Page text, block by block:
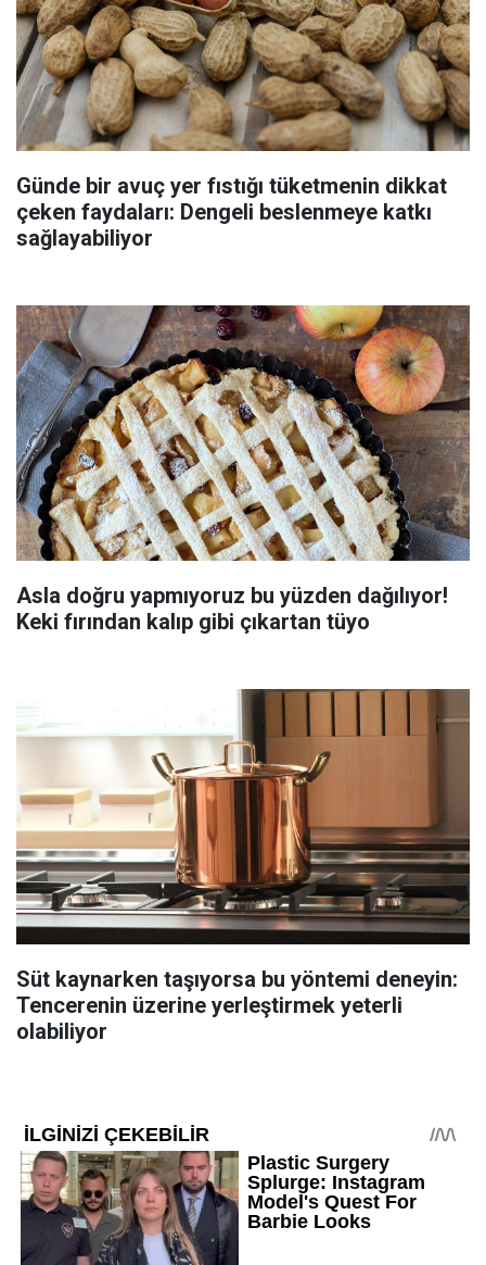
Günde bir avuç yer fıstığı tüketmenin dikkat
çeken faydaları: Dengeli beslenmeye katkı
sağlayabiliyor
Asla doğru yapmıyoruz bu yüzden dağılıyor!
Keki fırından kalıp gibi çıkartan tüyo
Süt kaynarken taşıyorsa bu yöntemi deneyin:
Tencerenin üzerine yerleştirmek yeterli
olabiliyor